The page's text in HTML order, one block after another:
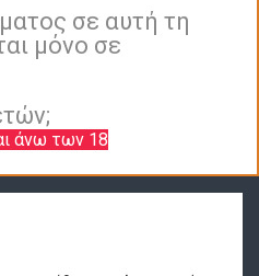
σε αυτή τη
μόνο σε
άνω των 18